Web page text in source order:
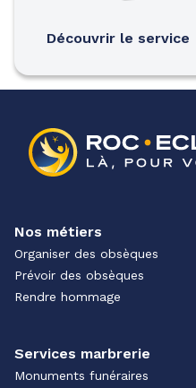
Découvrir le service
Nos métiers
Organiser des obsèques
Prévoir des obsèques
Rendre hommage
Services marbrerie
Monuments funéraires